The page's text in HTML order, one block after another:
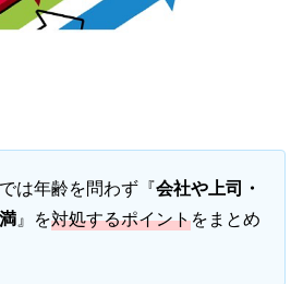
は年齢を問わず『会社や上司・
』を対処するポイントをまとめ